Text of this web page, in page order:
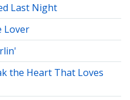
Last Night
Lover
the Heart That Loves